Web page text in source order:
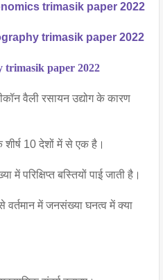
trimasik paper 2022
trimasik paper 2022
trimasik paper 2022
वैली रसायन उद्योग के कारण
10 देशों में से एक है।
परिक्षिप्त बस्तियों पाई जाती है।
वर्तमान में जनसंख्या घनत्व में क्या